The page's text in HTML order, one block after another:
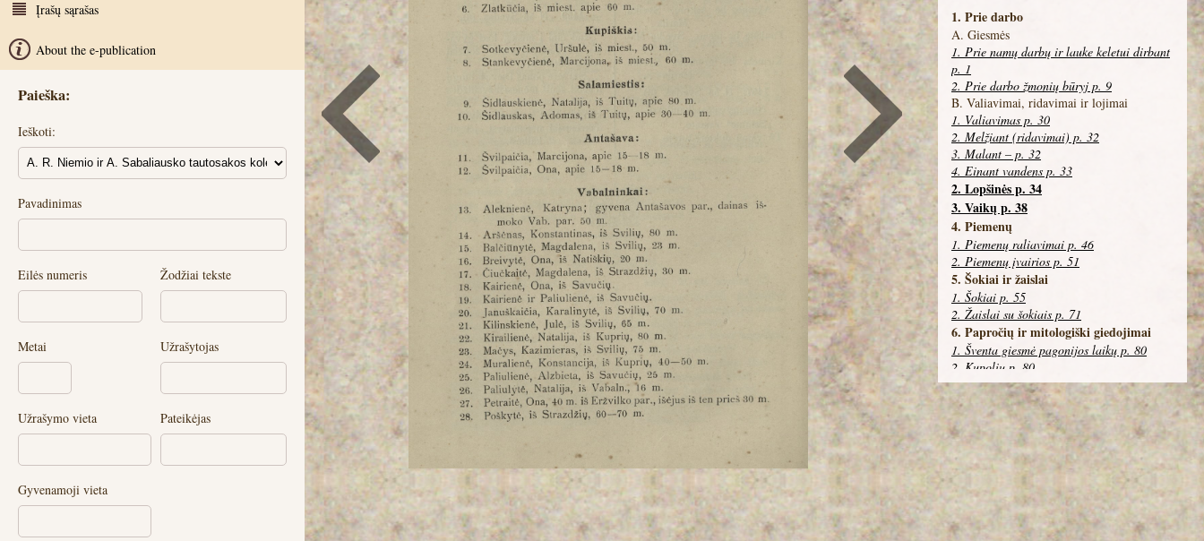
Įrašų sąrašas
About the e-publication
Paieška:
Ieškoti:
Pavadinimas
Eilės numeris Žodžiai tekste
Metai Užrašytojas
Užrašymo vieta Pateikėjas
Gyvenamoji vieta
1. Prie darbo
A. Giesmės
1. Prie namų darbų ir lauke keletui dirbant
p. 1
2. Prie darbo žmonių būryj p. 9
B. Valiavimai, ridavimai ir lojimai
1. Valiavimas p. 30
2. Melžiant (ridavimai) p. 32
3. Malant – p. 32
4. Einant vandens p. 33
2. Lopšinės p. 34
3. Vaikų p. 38
4. Piemenų
1. Piemenų raliavimai p. 46
2. Piemenų įvairios p. 51
5. Šokiai ir žaislai
1. Šokiai p. 55
2. Žaislai su šokiais p. 71
6. Papročių ir mitologiški giedojimai
1. Šventa giesmė pagonijos laikų p. 80
2. Kupolių p. 80
3. Sūpuoklių p. 83
4. Užugavėnių – p. 84
5. Genant ryto p. 84
6. Per Sekmines p. 85
7. Pabaigtuvės p. 86
7. Prie gėrimo p. 87
8. Kariškos p. 93
9. Vestuvių giedojimai
1. Jaunojo pusėje p. 104